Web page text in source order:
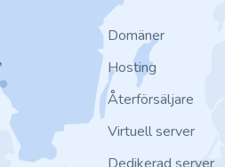
Domäner
Hosting
Återförsäljare
Virtuell server